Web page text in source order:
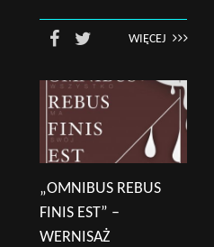
WIĘCEJ
„OMNIBUS REBUS
FINIS EST” –
WERNISAŻ